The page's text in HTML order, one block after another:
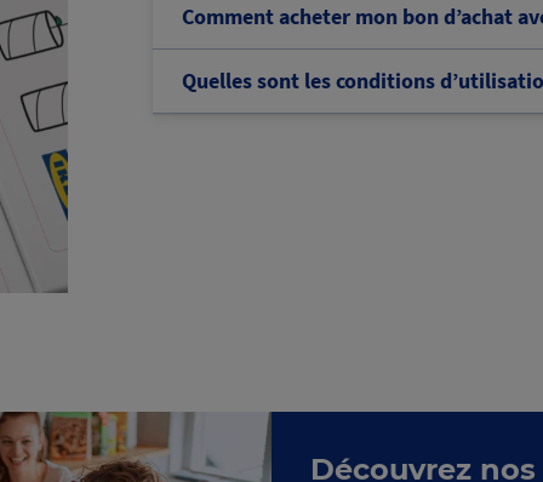
Comment acheter mon bon d’achat
Quelles sont les conditions
Découvrez